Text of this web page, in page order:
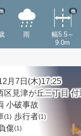
雨
幅5.5～
9.0m
他
月7日(木)17:25
区見津が丘三丁目 付
小破事故
(1) 歩行者(1)
傷(1)